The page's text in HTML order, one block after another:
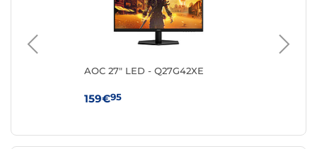
AOC 27" LED - Q27G42XE
159€95